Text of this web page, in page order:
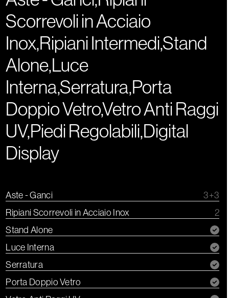
Scorrevoli in Acciaio
Inox,Ripiani Intermedi,Stand
Alone,Luce
Interna,Serratura,Porta
Doppio Vetro,Vetro Anti Raggi
UV,Piedi Regolabili,Digital
Display
Aste - Ganci
3+3
Ripiani Scorrevoli in Acciaio Inox
2
Stand Alone
Luce Interna
Serratura
Porta Doppio Vetro